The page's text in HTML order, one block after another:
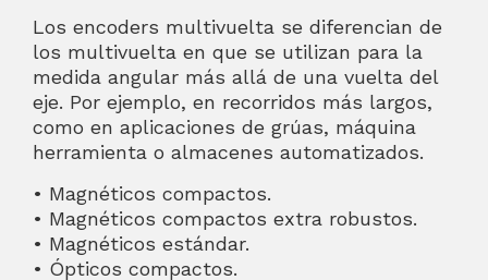
Los encoders multivuelta se diferencian de
los multivuelta en que se utilizan para la
medida angular más allá de una vuelta del
eje. Por ejemplo, en recorridos más largos,
como en aplicaciones de grúas, máquina
herramienta o almacenes automatizados.
• Magnéticos compactos.
• Magnéticos compactos extra robustos.
• Magnéticos estándar.
• Ópticos compactos.